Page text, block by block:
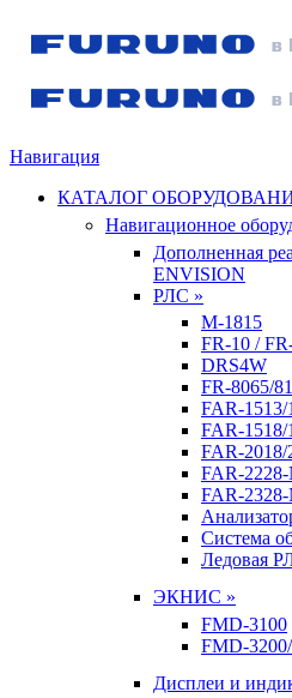
Навигация
КАТАЛОГ
Навигационное
Дополненная
ENVISION
РЛС »
M-1815
FR-10 /
DRS4W
FR-8065/
FAR-1513/
FAR-1518/
FAR-
FAR-
FAR-
Система
Ледовая
ЭКНИС »
FMD-3100
FMD-
Дисплеи и